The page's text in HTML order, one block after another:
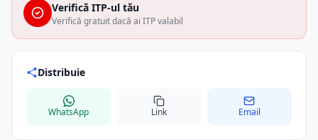
Verifică ITP-ul tău
Verifică gratuit dacă ai ITP valabil
Distribuie
WhatsApp Link Email